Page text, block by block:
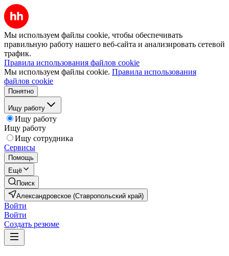
Мы используем файлы cookie, чтобы обеспечивать
правильную работу нашего веб-сайта и анализировать сетевой
трафик.
Правила использования файлов cookie
Мы используем файлы cookie. Правила использования
файлов cookie
Понятно
Ищу работу
Ищу работу
Ищу работу
Ищу сотрудника
Сервисы
Помощь
Ещё
Поиск
Александровское (Ставропольский край)
Войти
Войти
Создать резюме